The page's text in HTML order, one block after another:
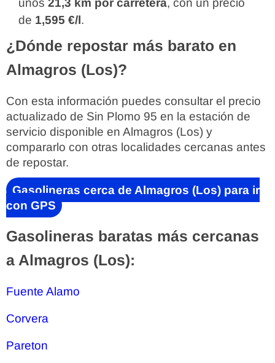
unos 21,3 km por carretera, con un precio
de 1,595 €/l.
¿Dónde repostar más barato en
Almagros (Los)?
Con esta información puedes consultar el precio
actualizado de Sin Plomo 95 en la estación de
servicio disponible en Almagros (Los) y
compararlo con otras localidades cercanas antes
de repostar.
Gasolineras cerca de Almagros (Los) para ir
con GPS
Gasolineras baratas más cercanas
a Almagros (Los):
Fuente Alamo
Corvera
Pareton